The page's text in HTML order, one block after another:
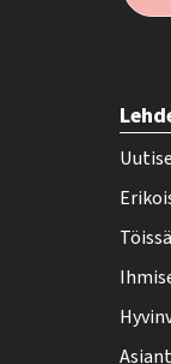
e
h
y
-
l
e
Töissä